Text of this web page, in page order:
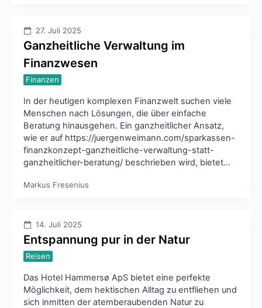
27. Juli 2025
Ganzheitliche Verwaltung im
Finanzwesen
Finanzen
In der heutigen komplexen Finanzwelt suchen viele
Menschen nach Lösungen, die über einfache
Beratung hinausgehen. Ein ganzheitlicher Ansatz,
wie er auf https://juergenweimann.com/sparkassen-
finanzkonzept-ganzheitliche-verwaltung-statt-
ganzheitlicher-beratung/ beschrieben wird, bietet…
Markus Fresenius
14. Juli 2025
Entspannung pur in der Natur
Reisen
Das Hotel Hammersø ApS bietet eine perfekte
Möglichkeit, dem hektischen Alltag zu entfliehen und
sich inmitten der atemberaubenden Natur zu